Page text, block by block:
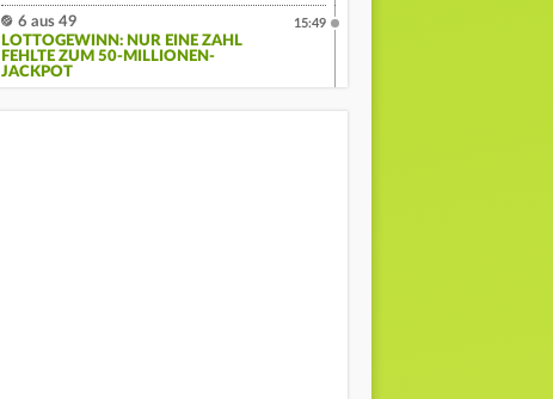
6 aus 49
LOTTOGEWINN: NUR EINE ZAHL
FEHLTE ZUM 50-MILLIONEN-
JACKPOT
15:49